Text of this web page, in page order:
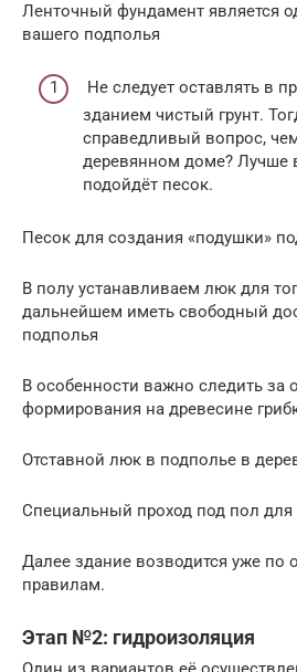
Ленточный фундамент является
вашего подполья
Не следует оставлять в
зданием чистый грунт.
справедливый вопрос,
деревянном доме? Лучше
подойдёт песок.
Песок для создания «подушки»
В полу устанавливаем люк для
дальнейшем иметь свободный
подполья
В особенности важно следить за
формирования на древесине
Отставной люк в подполье в
Специальный проход под пол для
Далее здание возводится уже по
правилам.
Этап №2: гидроизоляция